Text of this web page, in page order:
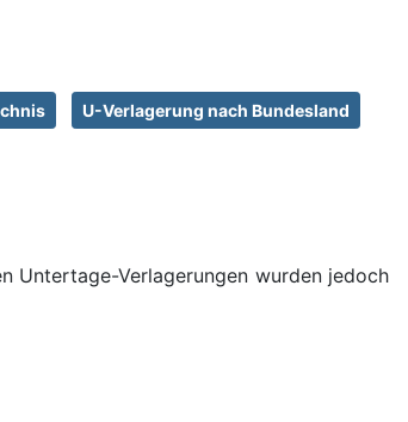
U-Verlagerung nach Bundesland
Untertage-Verlagerungen wurden jedoch